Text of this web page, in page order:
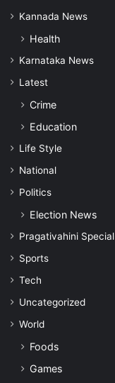
Kannada News
Health
Karnataka News
Latest
Crime
Education
Life Style
National
Politics
Election News
Pragativahini Special
Sports
Tech
Uncategorized
World
Foods
Games